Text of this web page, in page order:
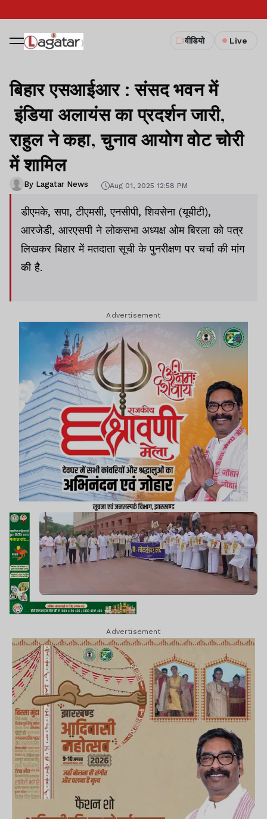
वीडियो Live
बिहार एसआईआर : संसद भवन में
इंडिया अलायंस का प्रदर्शन जारी,
राहुल ने कहा, चुनाव आयोग वोट चोरी
में शामिल
By Lagatar News Aug 01, 2025 12:58 PM
डीएमके, सपा, टीएमसी, एनसीपी, शिवसेना (यूबीटी),
आरजेडी, आरएसपी ने लोकसभा अध्यक्ष ओम बिरला को पत्र
लिखकर बिहार में मतदाता सूची के पुनरीक्षण पर चर्चा की मांग
की है.
Advertisement
Advertisement